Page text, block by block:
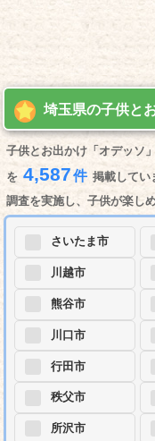
埼玉県の子供と
子供とお出かけ「オデッソ
を 4,587件 掲載してい
調査を実施し、子供が楽し
さいたま市
川越市
熊谷市
川口市
行田市
秩父市
所沢市